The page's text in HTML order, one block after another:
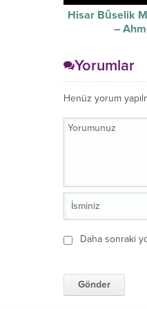
Hisar Bûselik
–
Yorumlar
Henüz yorum
Daha sonraki